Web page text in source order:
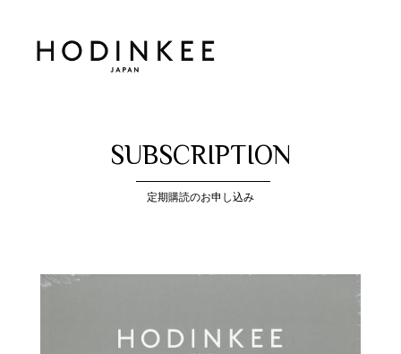
SUBSCRIPTION
定期購読のお申し込み